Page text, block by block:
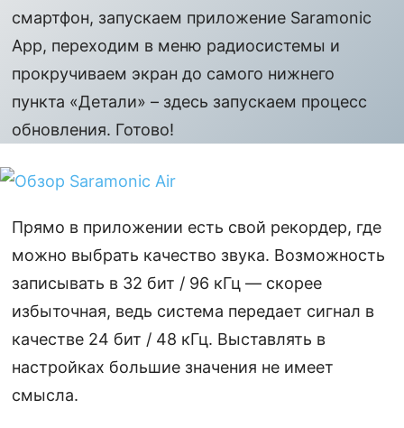
смартфон, запускаем приложение Saramonic
App, переходим в меню радиосистемы и
прокручиваем экран до самого нижнего
пункта «Детали» – здесь запускаем процесс
обновления. Готово!
Прямо в приложении есть свой рекордер, где
можно выбрать качество звука. Возможность
записывать в 32 бит / 96 кГц — скорее
избыточная, ведь система передает сигнал в
качестве 24 бит / 48 кГц. Выставлять в
настройках большие значения не имеет
смысла.